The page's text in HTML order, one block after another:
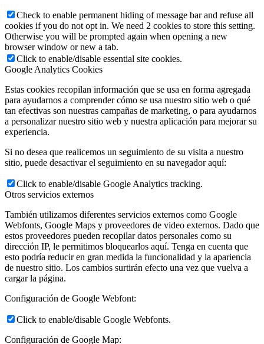
Check to enable permanent hiding of message bar and refuse all
cookies if you do not opt in. We need 2 cookies to store this setting.
Otherwise you will be prompted again when opening a new
browser window or new a tab.
Click to enable/disable essential site cookies.
Google Analytics Cookies
Estas cookies recopilan información que se usa en forma agregada
para ayudarnos a comprender cómo se usa nuestro sitio web o qué
tan efectivas son nuestras campañas de marketing, o para ayudarnos
a personalizar nuestro sitio web y nuestra aplicación para mejorar su
experiencia.
Si no desea que realicemos un seguimiento de su visita a nuestro
sitio, puede desactivar el seguimiento en su navegador aquí:
Click to enable/disable Google Analytics tracking.
Otros servicios externos
También utilizamos diferentes servicios externos como Google
Webfonts, Google Maps y proveedores de video externos. Dado que
estos proveedores pueden recopilar datos personales como su
dirección IP, le permitimos bloquearlos aquí. Tenga en cuenta que
esto podría reducir en gran medida la funcionalidad y la apariencia
de nuestro sitio. Los cambios surtirán efecto una vez que vuelva a
cargar la página.
Configuración de Google Webfont:
Click to enable/disable Google Webfonts.
Configuración de Google Map: